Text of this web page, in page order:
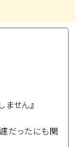
せん』
だったにも関